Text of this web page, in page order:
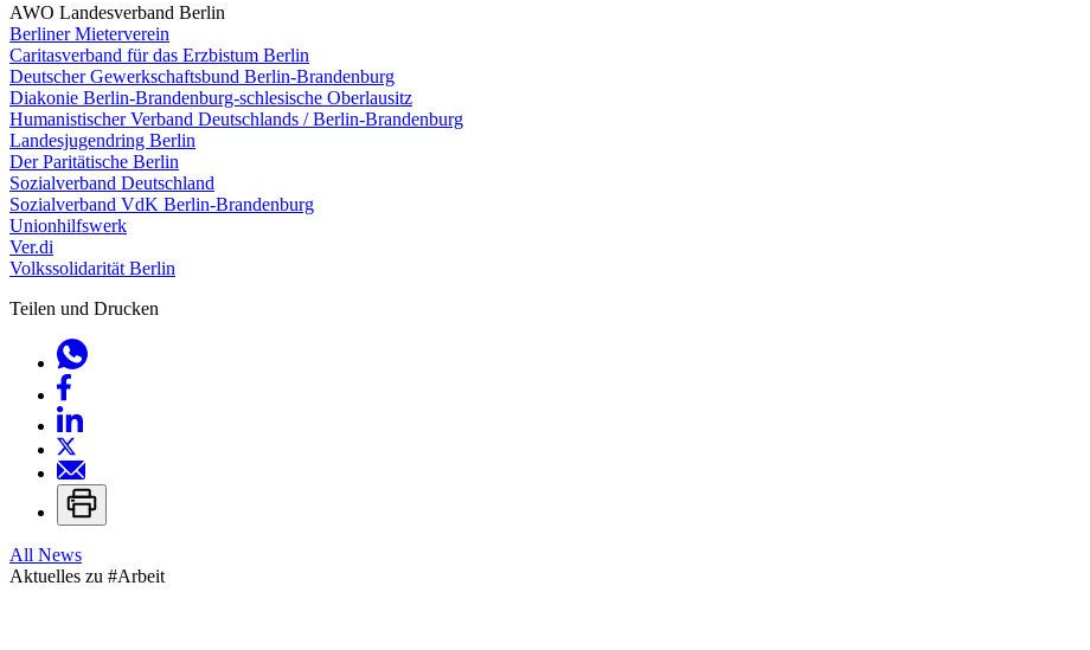
AWO Landesverband Berlin
Berliner Mieterverein
Caritasverband für das Erzbistum Berlin
Deutscher Gewerkschaftsbund Berlin-Brandenburg
Diakonie Berlin-Brandenburg-schlesische Oberlausitz
Humanistischer Verband Deutschlands / Berlin-Brandenburg
Landesjugendring Berlin
Der Paritätische Berlin
Sozialverband Deutschland
Sozialverband VdK Berlin-Brandenburg
Unionhilfswerk
Ver.di
Volkssolidarität Berlin
Teilen und Drucken
All News
Aktuelles zu #Arbeit